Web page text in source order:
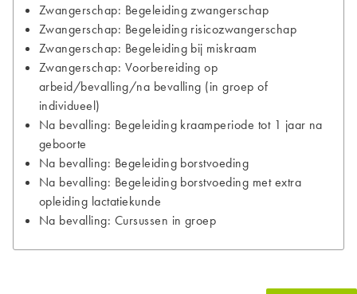
Zwangerschap: Begeleiding zwangerschap
Zwangerschap: Begeleiding risicozwangerschap
Zwangerschap: Begeleiding bij miskraam
Zwangerschap: Voorbereiding op
arbeid/bevalling/na bevalling (in groep of
individueel)
Na bevalling: Begeleiding kraamperiode tot 1 jaar na
geboorte
Na bevalling: Begeleiding borstvoeding
Na bevalling: Begeleiding borstvoeding met extra
opleiding lactatiekunde
Na bevalling: Cursussen in groep